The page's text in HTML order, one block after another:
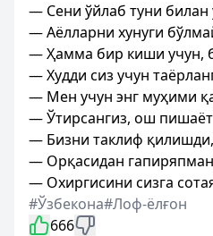
— Сени ўйлаб туни билан
— Аёлларни хунуги
— Ҳамма бир киши учун,
— Худди сиз учун
— Мен учун энг муҳими
— Ўтирсангиз, ош
— Бизни таклиф
— Орқасидан
— Охиргисини сизга
#Ўзбекона#Лоф-ёлғон
666